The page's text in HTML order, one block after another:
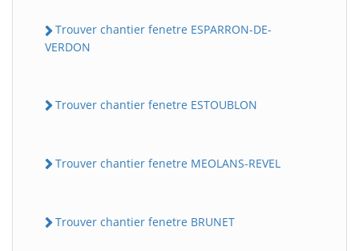
Trouver chantier fenetre ESPARRON-DE-
VERDON
Trouver chantier fenetre ESTOUBLON
Trouver chantier fenetre MEOLANS-REVEL
Trouver chantier fenetre BRUNET